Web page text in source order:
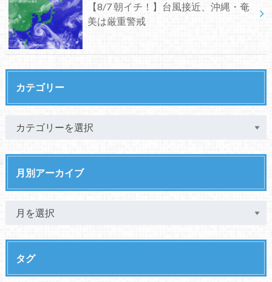
【8/7 朝イチ！】台風接近、沖縄・奄
美は厳重警戒
カテゴリー
月別アーカイブ
タグ